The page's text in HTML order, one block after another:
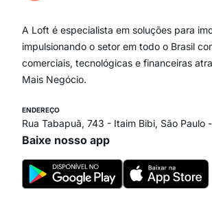
Paraíso
Itaim Bibi
A Loft é especialista em soluções para
impulsionando o setor em todo o Brasil
comerciais, tecnológicas e financeiras
Mais Negócio.
ENDEREÇO
Rua Tabapuã, 743 - Itaim Bibi, São Paulo
Baixe nosso app